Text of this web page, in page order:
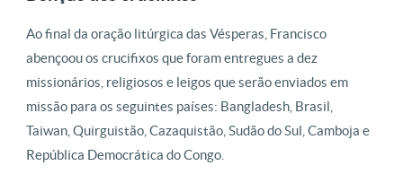
Ao final da oração litúrgica das Vésperas, Francisco
abençoou os crucifixos que foram entregues a dez
missionários, religiosos e leigos que serão enviados em
missão para os seguintes países: Bangladesh, Brasil,
Taiwan, Quirguistão, Cazaquistão, Sudão do Sul, Camboja e
República Democrática do Congo.